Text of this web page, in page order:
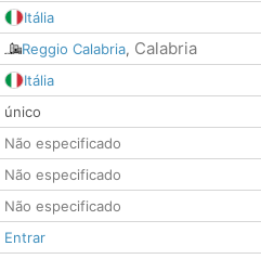
Itália
Reggio Calabria, Calabria
Itália
único
Não especificado
Não especificado
Não especificado
Entrar